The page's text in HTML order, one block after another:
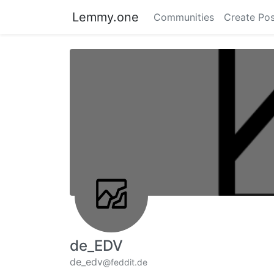
Lemmy.one Communities Create
de_EDV
de_edv@feddit.de